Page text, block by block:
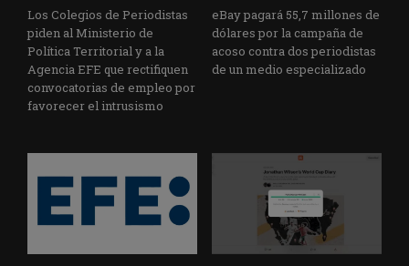
Los Colegios de Periodistas
piden al Ministerio de
Política Territorial y a la
Agencia EFE que rectifiquen
convocatorias de empleo por
favorecer el intrusismo
eBay pagará 55,7 millones de
dólares por la campaña de
acoso contra dos periodistas
de un medio especializado